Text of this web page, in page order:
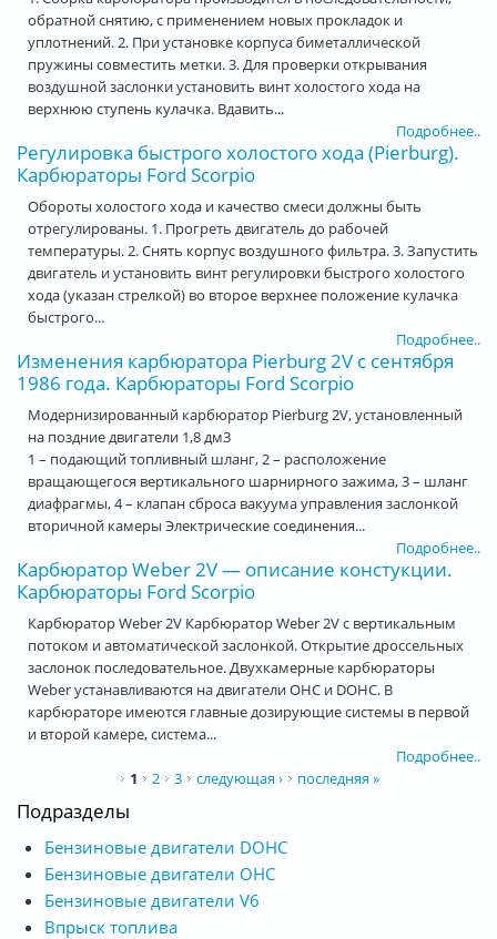
обратной снятию, с применением новых прокладок и
уплотнений. 2. При установке корпуса биметаллической
пружины совместить метки. 3. Для проверки открывания
воздушной заслонки установить винт холостого хода на
верхнюю ступень кулачка. Вдавить...
Подробнее..
Регулировка быстрого холостого хода (Pierburg).
Карбюраторы Ford Scorpio
Обороты холостого хода и качество смеси должны быть
отрегулированы. 1. Прогреть двигатель до рабочей
температуры. 2. Снять корпус воздушного фильтра. 3. Запустить
двигатель и установить винт регулировки быстрого холостого
хода (указан стрелкой) во второе верхнее положение кулачка
быстрого...
Подробнее..
Изменения карбюратора Pierburg 2V с сентября
1986 года. Карбюраторы Ford Scorpio
Модернизированный карбюратор Pierburg 2V, установленный
на поздние двигатели 1,8 дм3
1 – подающий топливный шланг, 2 – расположение
вращающегося вертикального шарнирного зажима, 3 – шланг
диафрагмы, 4 – клапан сброса вакуума управления заслонкой
вторичной камеры Электрические соединения...
Подробнее..
Карбюратор Weber 2V — описание констукции.
Карбюраторы Ford Scorpio
Карбюратор Weber 2V Карбюратор Weber 2V с вертикальным
потоком и автоматической заслонкой. Открытие дроссельных
заслонок последовательное. Двухкамерные карбюраторы
Weber устанавливаются на двигатели OHC и DOHC. В
карбюраторе имеются главные дозирующие системы в первой
и второй камере, система...
Подробнее..
1 2 3 следующая › последняя »
Подразделы
Бензиновые двигатели DOHC
Бензиновые двигатели OHC
Бензиновые двигатели V6
Впрыск топлива